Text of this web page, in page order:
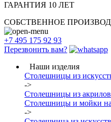
ГАРАНТИЯ 10 ЛЕТ
СОБСТВЕННОЕ
+7 495 175 92 93
Перезвонить вам?
Наши изделия
Столешницы из
->
Столешницы из
Столешницы и мойки
->